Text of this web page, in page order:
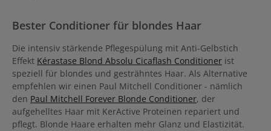
Bester Conditioner für blondes Haar
Die intensiv stärkende Pflegespülung mit Anti-Gelbstich
Effekt Kérastase Blond Absolu Cicaflash Conditioner ist
speziell für blondes und gesträhntes Haar. Als Alternative
empfehlen wir einen Paul Mitchell Conditioner - nämlich
den Paul Mitchell Forever Blonde Conditioner, der
aufgehelltes Haar mit KerActive Proteinen repariert und
pflegt. Blonde Haare erhalten mehr Glanz und Elastizität.